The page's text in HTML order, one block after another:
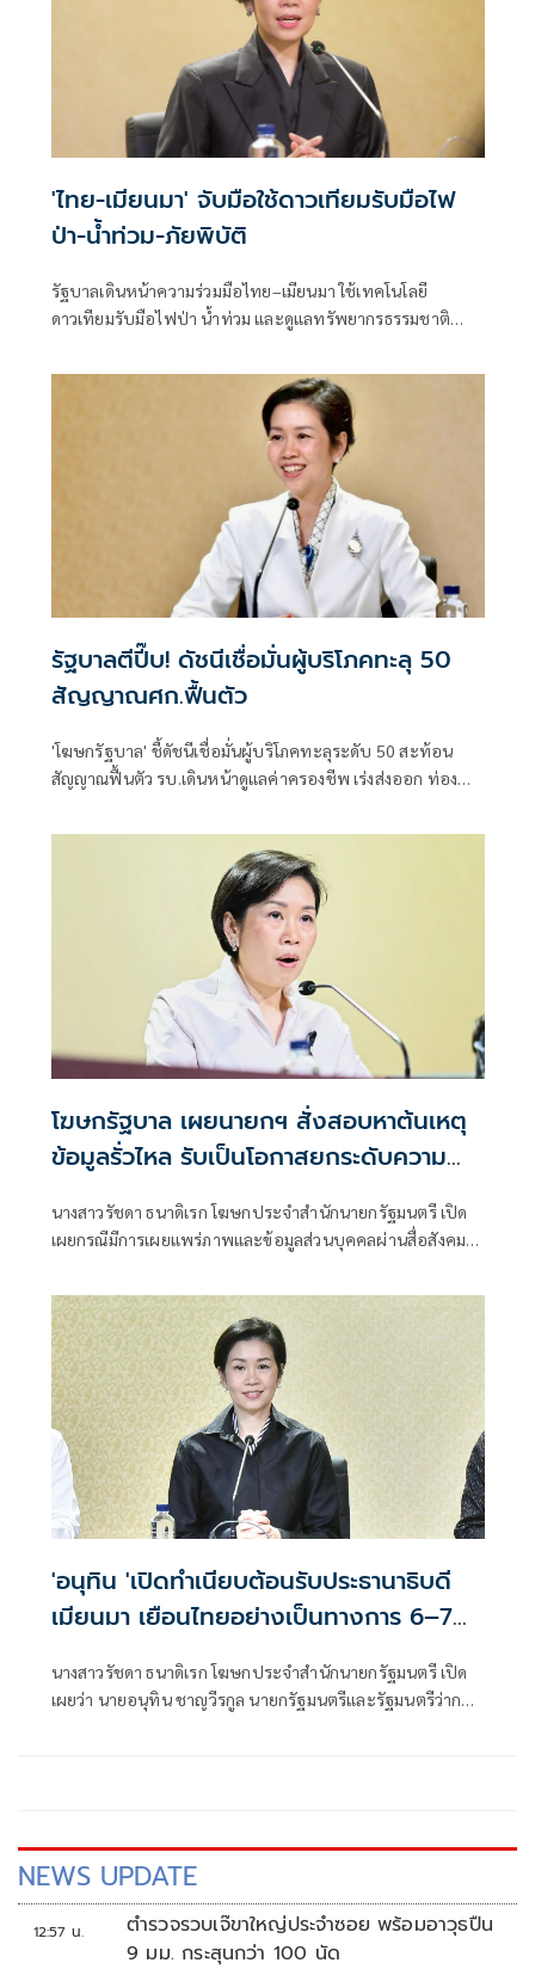
'ไทย-เมียนมา' จับมือใช้ดาวเทียมรับมือไฟ
ป่า-น้ำท่วม-ภัยพิบัติ
รัฐบาลเดินหน้าความร่วมมือไทย–เมียนมา ใช้เทคโนโลยี
ดาวเทียมรับมือไฟป่า น้ำท่วม และดูแลทรัพยากรธรรมชาติ
รัฐบาลตีปี๊บ! ดัชนีเชื่อมั่นผู้บริโภคทะลุ 50
สัญญาณศก.ฟื้นตัว
'โฆษกรัฐบาล' ชี้ดัชนีเชื่อมั่นผู้บริโภคทะลุระดับ 50 สะท้อน
สัญญาณฟื้นตัว รบ.เดินหน้าดูแลค่าครองชีพ เร่งส่งออก ท่อง
โฆษกรัฐบาล เผยนายกฯ สั่งสอบหาต้นเหตุ
ข้อมูลรั่วไหล รับเป็นโอกาสยกระดับความ
นางสาวรัชดา ธนาดิเรก โฆษกประจำสำนักนายกรัฐมนตรี เปิด
เผยกรณีมีการเผยแพร่ภาพและข้อมูลส่วนบุคคลผ่านสื่อสังคม
หน่วยงานที่เกี่ยวข้องเร่งตรวจสอบข้อเท็จจริง พร้อมตั้งคณะ
กรรมการสอบสวนภายใน ห
'อนุทิน 'เปิดทำเนียบต้อนรับประธานาธิบดี
เมียนมา เยือนไทยอย่างเป็นทางการ 6–7
นางสาวรัชดา ธนาดิเรก โฆษกประจำสำนักนายกรัฐมนตรี เปิด
เผยว่า นายอนุทิน ชาญวีรกูล นายกรัฐมนตรีและรัฐมนตรีว่าการ
NEWS UPDATE
12:57 น.
ตำรวจรวบเจ๊ขาใหญ่ประจำซอย พร้อมอาวุธปืน
9 มม. กระสุนกว่า 100 นัด